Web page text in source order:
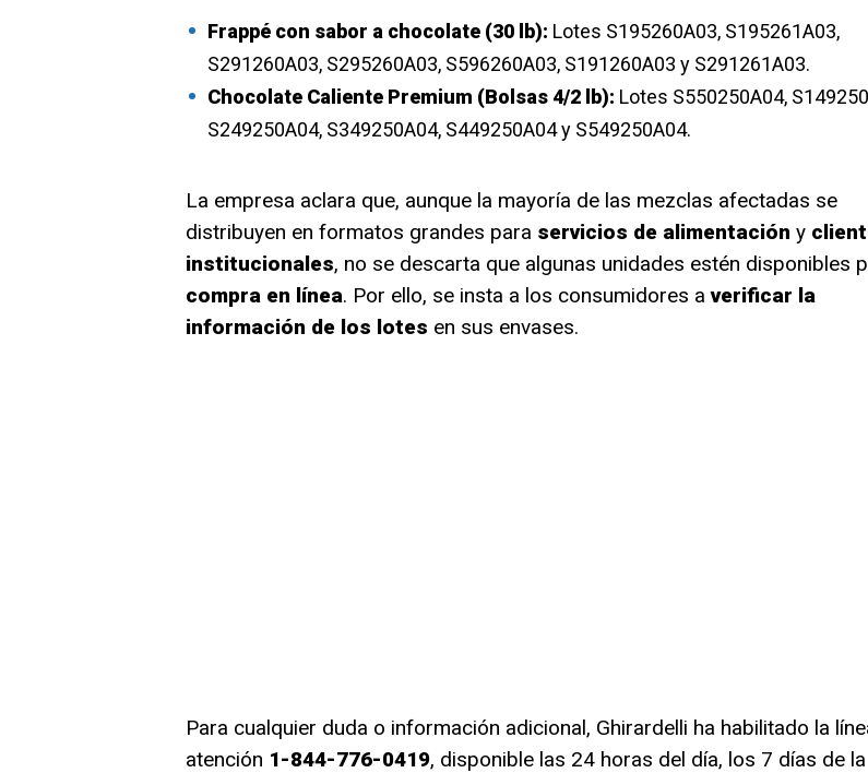
Frappé con sabor a chocolate (30 lb): Lotes S195260A03, S195261A03,
S291260A03, S295260A03, S596260A03, S191260A03 y S291261A03.
Chocolate Caliente Premium (Bolsas 4/2 lb): Lotes S550250A04,
S249250A04, S349250A04, S449250A04 y S549250A04.
La empresa aclara que, aunque la mayoría de las mezclas afectadas se
distribuyen en formatos grandes para servicios de alimentación y
institucionales, no se descarta que algunas unidades estén disponibles
compra en línea. Por ello, se insta a los consumidores averificar la
información de los lotes en sus envases.
Para cualquier duda o información adicional, Ghirardelli ha habilitado la
atención 1-844-776-0419, disponible las 24 horas del día, los 7 días de la